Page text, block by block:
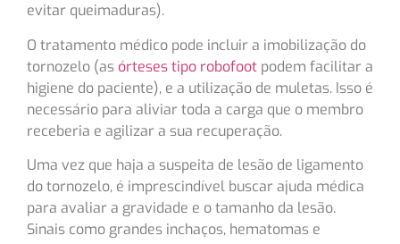
evitar queimaduras).
O tratamento médico pode incluir a imobilização do
tornozelo (as órteses tipo robofoot podem facilitar a
higiene do paciente), e a utilização de muletas. Isso é
necessário para aliviar toda a carga que o membro
receberia e agilizar a sua recuperação.
Uma vez que haja a suspeita de lesão de ligamento
do tornozelo, é imprescindível buscar ajuda médica
para avaliar a gravidade e o tamanho da lesão.
Sinais como grandes inchaços, hematomas e